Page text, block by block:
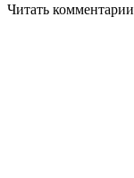
Читать комментарии